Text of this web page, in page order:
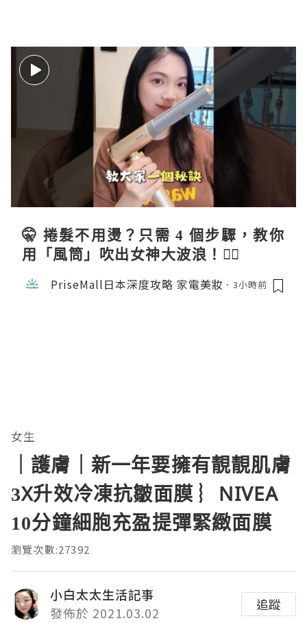
🤫 捲髮不用燙？只需 4 個步驟，教你
用「風筒」吹出女神大波浪！💇‍♀️
PriseMall日本深度攻略 家電美妝 3小時前
女生
｜護膚｜新一年要擁有靚靚肌膚
3X升效冷凍抗皺面膜 ︴NIVEA
10分鐘細胞充盈提彈緊緻面膜
瀏覽次數:27392
小白太太生活記事
發佈於 2021.03.02
追蹤